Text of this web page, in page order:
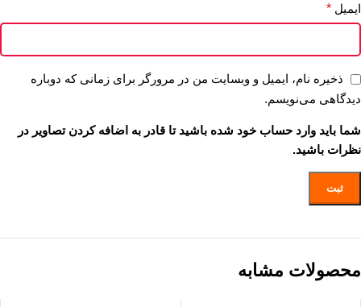
ایمیل *
ذخیره نام، ایمیل و وبسایت من در مرورگر برای زمانی که دوباره
دیدگاهی می‌نویسم.
شما باید وارد حساب خود شده باشید تا قادر به اضافه کردن تصاویر در
نظرات باشید.
محصولات مشابه